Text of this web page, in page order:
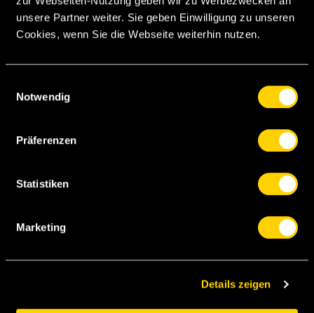
unsere Partner weiter. Sie geben Einwilligung zu unseren
Cookies, wenn Sie die Webseite weiterhin nutzen.
Notwendig
Präferenzen
Statistiken
Marketing
Details zeigen
Galbi
Regazzoni
Schneider
Wölfli